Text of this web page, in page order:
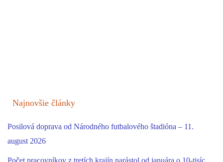
Najnovšie články
Posilová doprava od Národného futbalového štadióna – 11.
august 2026